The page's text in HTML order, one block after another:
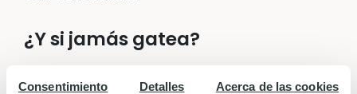
Consentimiento Detalles Acerca de las cookies
¿Y si jamás gatea?
En principio no hay que preocuparse, ya